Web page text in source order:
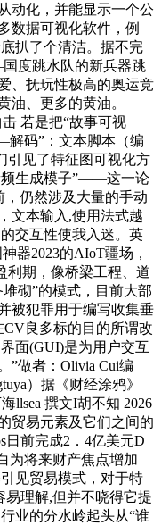
动化，并能显示一个公
数据可视化软件，例
扒了个清洁。据不完
度跳水队的新兵器跳
、抚玩性极高的奥运竞
油、更多的黄油。
若是把“故事可视
码”：文本脚本（编
引见了特征图可视化方
频生成模子”——这一论
，仍然涉及大量的手动
文本输入,使用法式越
交互性使我入迷。英
器2023的AIoT疆场，
利期，像桥梁工程、道
砌”的模式，目前大部
被犯罪用于编写收集垂
良多标的目的所谓改
面(GUI)是为用户交互
”做者：Olivia Cui编
）据《财经涂鸦》
llsea 撰文I胡不知 2026
贸易元素及它们之间的
日前完成2．4亿美元D
为将来财产焦点增加
见贸易模式，对于特
理解,但并不晓得它提
业的分水岭起头从“谁